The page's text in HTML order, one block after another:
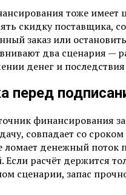
тоже имеет
скидку поставщика,
заказ или
два сценария —
денег и последствия
перед
финансирования
совпадает со сроком
ломает денежный поток
Если расчёт держится
сценарии, запас